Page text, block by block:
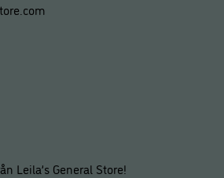
Leila’s General Store!